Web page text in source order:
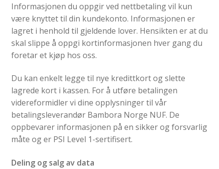
Informasjonen du oppgir ved nettbetaling vil kun
være knyttet til din kundekonto. Informasjonen er
lagret i henhold til gjeldende lover. Hensikten er at du
skal slippe å oppgi kortinformasjonen hver gang du
foretar et kjøp hos oss.
Du kan enkelt legge til nye kredittkort og slette
lagrede kort i kassen. For å utføre betalingen
videreformidler vi dine opplysninger til vår
betalingsleverandør Bambora Norge NUF. De
oppbevarer informasjonen på en sikker og forsvarlig
måte og er PSI Level 1-sertifisert.
Deling og salg av data